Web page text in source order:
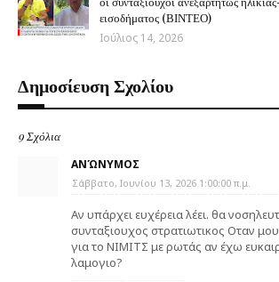
εισοδήματος (ΒΙΝΤΕΟ)
Ιούλιος 14, 2026
Δημοσίευση Σχολίου
9 Σχόλια
ΑΝΏΝΥΜΟΣ
Σάββατο, Ιουνίου 13, 2026 1:00:00 π.μ.
Αν υπάρχει ευχέρεια λέει. θα
συνταξιουχος στρατιωτικος Οταν
για το ΝΙΜΙΤΣ με ρωτάς αν έχω
λαμογιο?